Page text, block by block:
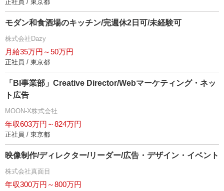
正社員 / 東京都
モダン和食酒場のキッチン/完週休2日可/未経験可
株式会社Dazy
月給35万円～50万円
正社員 / 東京都
「BI事業部」Creative Director/Webマーケティング・ネッ
ト広告
MOON-X株式会社
年収603万円～824万円
正社員 / 東京都
映像制作/ディレクター/リーダー/広告・デザイン・イベント
株式会社真面目
年収300万円～800万円